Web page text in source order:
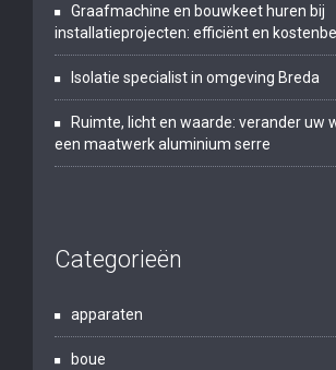
Graafmachine en bouwkeet huren bij
installatieprojecten: efficiënt en
Isolatie specialist in omgeving Breda
Ruimte, licht en waarde: verander uw
een maatwerk aluminium serre
Categorieën
apparaten
boue